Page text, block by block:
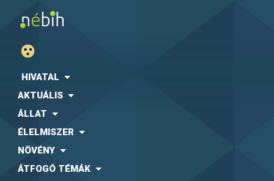
HIVATAL
AKTUÁLIS
ÁLLAT
ÉLELMISZER
NÖVÉNY
ÁTFOGÓ TÉMÁK